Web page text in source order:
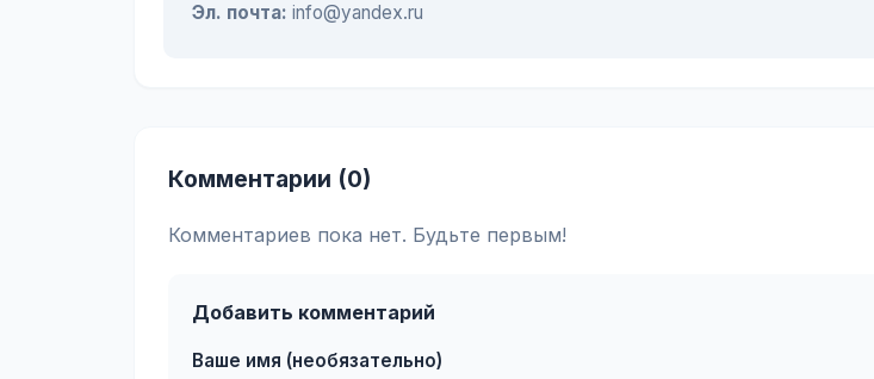
Эл. почта: info@yandex.ru
Комментарии (0)
Комментариев пока нет. Будьте первым!
Добавить комментарий
Ваше имя (необязательно)